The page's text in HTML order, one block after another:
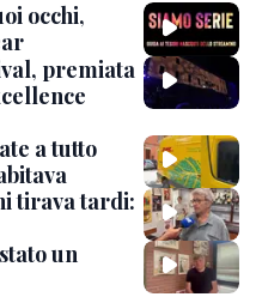
occhi,
premiata
a tutto
tirava tardi:
un